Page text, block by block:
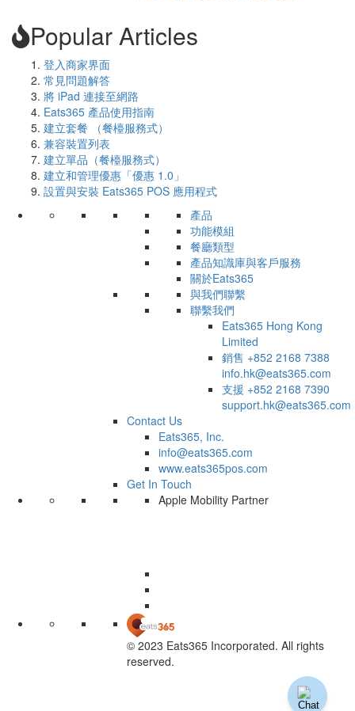
Popular Articles
登入商家界面
常見問題解答
將 iPad 連接至網路
Eats365 產品使用指南
建立套餐 （餐檯服務式）
兼容裝置列表
建立單品（餐檯服務式）
建立和管理優惠「優惠 1.0」
設置與安裝 Eats365 POS 應用程式
產品
功能模組
餐廳類型
產品知識庫與客戶服務
關於Eats365
與我們聯繫
聯繫我們
Eats365 Hong Kong
Limited
銷售 +852 2168 7388
info.hk@eats365.com
支援 +852 2168 7390
support.hk@eats365.com
Contact Us
Eats365, Inc.
info@eats365.com
www.eats365pos.com
Get In Touch
Apple Mobility Partner
© 2023 Eats365 Incorporated. All rights
reserved.
Knowledge Base Software powered by Helpjuice